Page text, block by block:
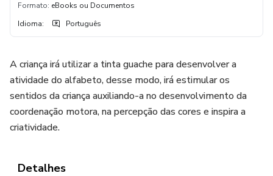
Formato: eBooks ou Documentos
Idioma: Português
A criança irá utilizar a tinta guache para desenvolver a
atividade do alfabeto, desse modo, irá estimular os
sentidos da criança auxiliando-a no desenvolvimento da
coordenação motora, na percepção das cores e inspira a
criatividade.
Detalhes